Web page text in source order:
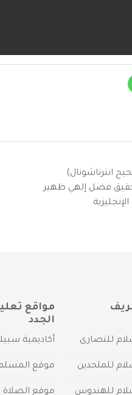
انترناشونال)
تحقيق فضل إلهي ظهير
للنصارى
للملحدين
للهندوس
مواقع
الجدد
أكاديمية
موقع المسلم
موقع الصلاة